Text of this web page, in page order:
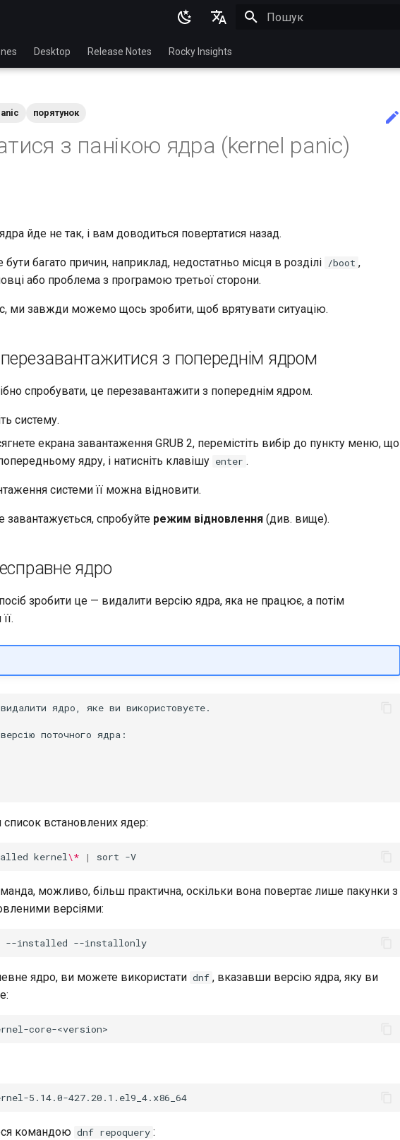
English
Español
한국어
Desktop Release Notes Rocky Insights
порятунок
з панікою ядра (kernel panic)
ядра йде не так, і вам доводиться повертатися назад.
багато причин, наприклад, недостатньо місця в розділі /boot ,
або проблема з програмою третьої сторони.
ми завжди можемо щось зробити, щоб врятувати ситуацію.
з попереднім ядром
спробувати, це перезавантажити з попереднім ядром.
систему.
екрана завантаження GRUB 2, перемістіть вибір до пункту меню, що
ядру, і натисніть клавішу enter .
системи її можна відновити.
спробуйте режим відновлення (див. вище).
ядро
зробити це — видалити версію ядра, яка не працює, а потім
ядро, яке ви використовуєте.
поточного ядра:
встановлених ядер:
kernel \* | sort
можливо, більш практична, оскільки вона повертає лише пакунки з
версіями:
--installed
ядро, ви можете використати dnf , вказавши версію ядра, яку ви
командою dnf repoquery :